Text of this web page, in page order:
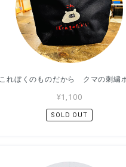
¥1,100
SOLD OUT